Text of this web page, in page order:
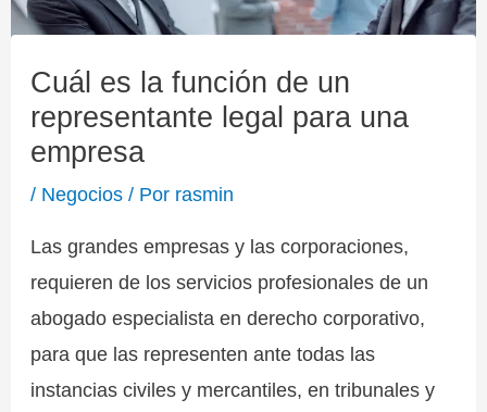
Cuál es la función de un
representante legal para una
empresa
/ Negocios / Por rasmin
Las grandes empresas y las corporaciones,
requieren de los servicios profesionales de un
abogado especialista en derecho corporativo,
para que las representen ante todas las
instancias civiles y mercantiles, en tribunales y